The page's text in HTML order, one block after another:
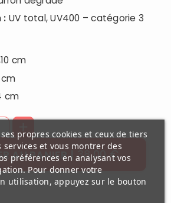
: UV total, UV400 – catégorie 3
cm
cm
38,00 €
AU PANIER
propres cookies et ceux de tiers
et vous montrer des
préférences en analysant vos
Pour donner votre
utilisation, appuyez sur le bouton